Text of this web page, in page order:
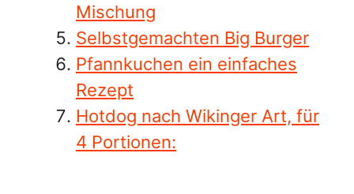
Mischung
Selbstgemachten Big Burger
Pfannkuchen ein einfaches
Rezept
Hotdog nach Wikinger Art, für
4 Portionen: